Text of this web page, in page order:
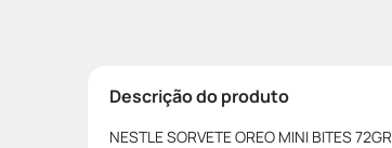
Descrição do produto
NESTLE SORVETE OREO MINI BITES 72GR